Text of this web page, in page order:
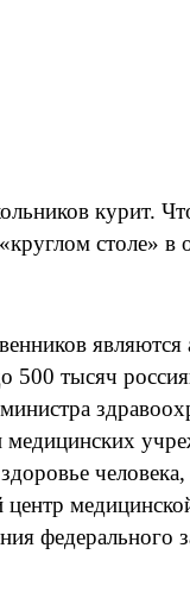
курит.
столе» в
500 тысяч
медицинских
федерального